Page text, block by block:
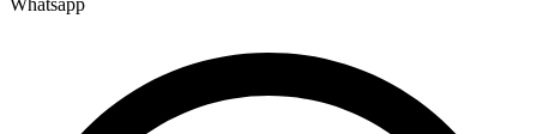
Whatsapp